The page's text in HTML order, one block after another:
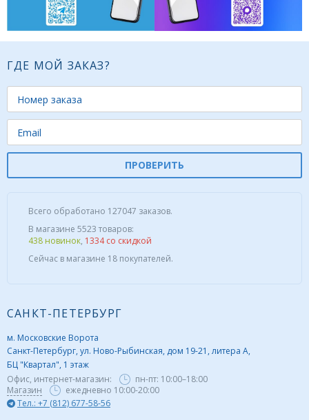
ГДЕ МОЙ ЗАКАЗ?
ПРОВЕРИТЬ
Всего обработано 127047 заказов.
В магазине 5523 товаров:
438 новинок, 1334 со скидкой
Сейчас в магазине 18 покупателей.
САНКТ-ПЕТЕРБУРГ
м. Московские Ворота
Санкт-Петербург, ул. Ново-Рыбинская, дом 19-21, литера А,
БЦ "Квартал", 1 этаж
Офис, интернет-магазин:
пн-пт: 10:00–18:00
Магазин
ежедневно 10:00-20:00
Тел.: +7 (812) 677-58-56